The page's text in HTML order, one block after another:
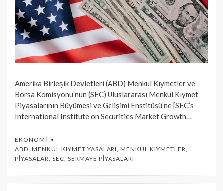
Amerika Birleşik Devletleri (ABD) Menkul Kıymetler ve
Borsa Komisyonu’nun (SEC) Uluslararası Menkul Kıymet
Piyasalarının Büyümesi ve Gelişimi Enstitüsü’ne [SEC’s
International Institute on Securities Market Growth…
EKONOMI
ABD MENKUL KIYMET YASALARI MENKUL KIYMETLER
PIYASALAR SEC SERMAYE PIYASALARI